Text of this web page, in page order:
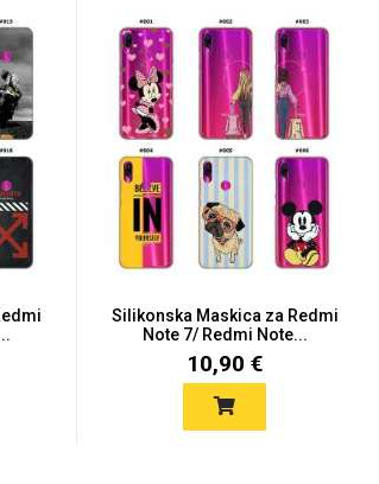
Silikonska Maskica za Redmi
Note 7/ Redmi Note...
10,90 €